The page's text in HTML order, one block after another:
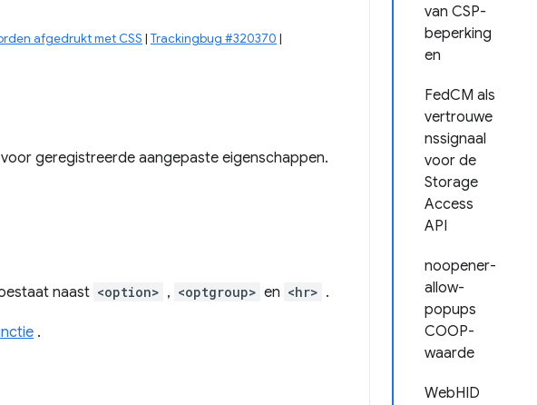
van CSP-
beperking
en
FedCM als
vertrouwe
nssignaal
voor de
Storage
Access
API
noopener-
allow-
popups
COOP-
waarde
WebHID
afgedrukt met CSS | Trackingbug #320370 |
geregistreerde aangepaste eigenschappen.
naast <option> , <optgroup> en <hr> .
.